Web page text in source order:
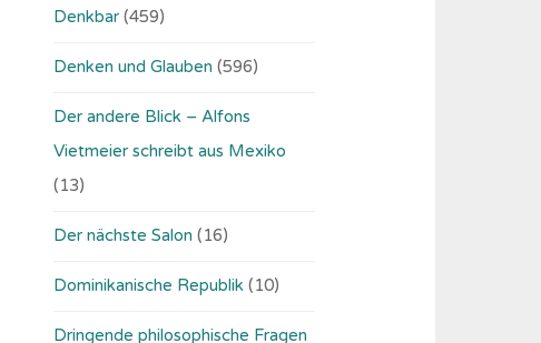
Denkbar (459)
Denken und Glauben (596)
Der andere Blick – Alfons
Vietmeier schreibt aus Mexiko
(13)
Der nächste Salon (16)
Dominikanische Republik (10)
Dringende philosophische Fragen